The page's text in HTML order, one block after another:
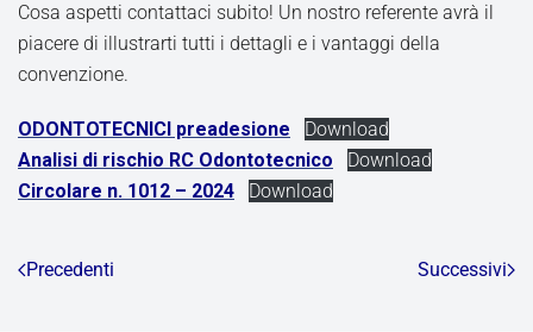
Cosa aspetti contattaci subito! Un nostro referente avrà il
piacere di illustrarti tutti i dettagli e i vantaggi della
convenzione.
ODONTOTECNICI preadesione
Download
Analisi di rischio RC Odontotecnico
Download
Circolare n. 1012 – 2024
Download
Precedenti Successivi